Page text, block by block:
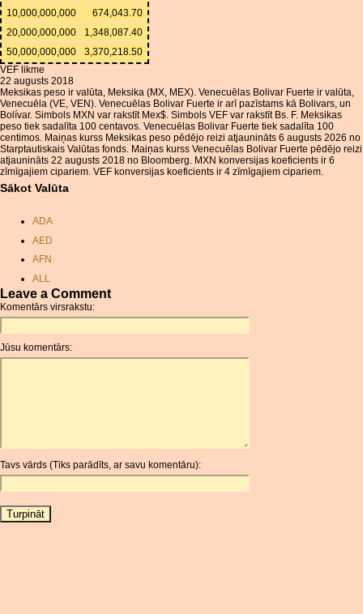
10,000,000,000
674,043.70
20,000,000,000
1,348,087.40
50,000,000,000
3,370,218.50
VEF likme
22 augusts 2018
Meksikas peso ir valūta, Meksika (MX, MEX). Venecuēlas Bolivar Fuerte ir valūta,
Venecuēla (VE, VEN). Venecuēlas Bolivar Fuerte ir arī pazīstams kā Bolivars, un
Bolívar. Simbols MXN var rakstīt Mex$. Simbols VEF var rakstīt Bs. F. Meksikas
peso tiek sadalīta 100 centavos. Venecuēlas Bolivar Fuerte tiek sadalīta 100
centimos. Maiņas kurss Meksikas peso pēdējo reizi atjaunināts 6 augusts 2026 no
Starptautiskais Valūtas fonds. Maiņas kurss Venecuēlas Bolivar Fuerte pēdējo reizi
atjaunināts 22 augusts 2018 no Bloomberg. MXN konversijas koeficients ir 6
zīmīgajiem cipariem. VEF konversijas koeficients ir 4 zīmīgajiem cipariem.
Sākot Valūta
ADA
AED
AFN
ALL
AMD
ANC
ANG
AOA
AUR
AWG
BAM
Leave a Comment
Komentārs virsrakstu:
Jūsu komentārs:
Tavs vārds (Tiks parādīts, ar savu komentāru):